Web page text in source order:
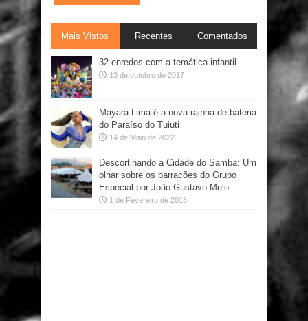
Mais Vistos Recentes Comentados
32 enredos com a temática infantil
13 de outubro de 2017
Mayara Lima é a nova rainha de bateria
do Paraíso do Tuiuti
14 de Maio de 2022
Descortinando a Cidade do Samba: Um
olhar sobre os barracões do Grupo
Especial por João Gustavo Melo
1 de Fevereiro de 2018